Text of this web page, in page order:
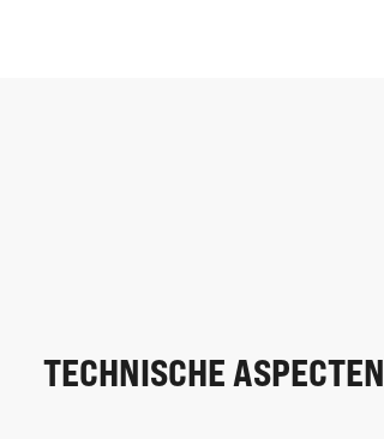
TECHNISCHE ASPECTEN